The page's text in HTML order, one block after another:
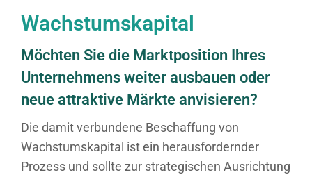
Wachstumskapital
Möchten Sie die Marktposition Ihres
Unternehmens weiter ausbauen oder
neue attraktive Märkte anvisieren?
Die damit verbundene Beschaffung von
Wachstumskapital ist ein herausfordernder
Prozess und sollte zur strategischen Ausrichtung